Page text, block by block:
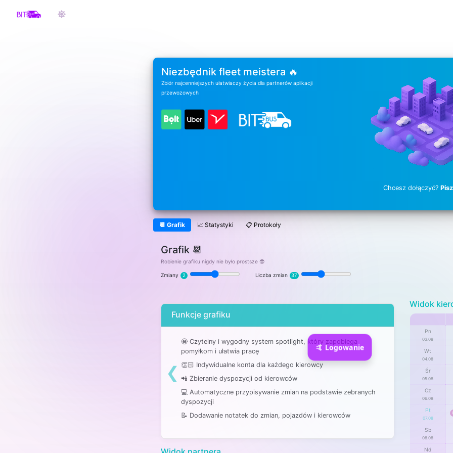
🤙 Logowanie
Niezbędnik fleet meistera 🔥
Zbiór najcenniejszych ułatwiaczy życia dla partnerów aplikacji
przewozowych
Chcesz dołączyć?
📆 Grafik 📈 Statystyki 📋 Protokoły
Grafik 📆
Robienie grafiku nigdy nie było prostsze 😎
Zmiany 2 Liczba zmian 37
Funkcje grafiku
🤩 Czytelny i wygodny system spotlight, który zapobiega
pomyłkom i ułatwia pracę
👏🏻 Indywidualne konta dla każdego kierowcy
📲 Zbieranie dyspozycji od kierowców
💻 Automatyczne przypisywanie zmian na podstawie zebranych
dyspozycji
📝 Dodawanie notatek do zmian, pojazdów i kierowców
Widok
Pn
03.08
Wt
04.08
Śr
05.08
Cz
06.08
Pt
07.08
Sb
08.08
Nd
❮